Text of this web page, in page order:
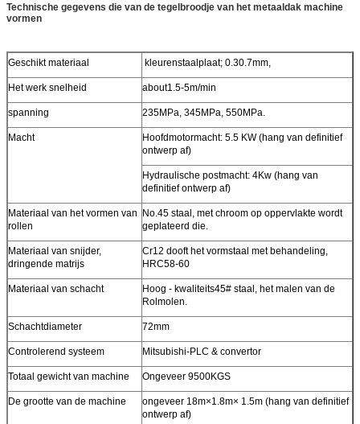
Technische gegevens die van de tegelbroodje van het metaaldak machine
vormen
Geschikt materiaal kleurenstaalplaat; 0.30.7mm,
Het werk snelheid about1.5-5m/min
spanning 235MPa, 345MPa, 550MPa.
Macht
Hoofdmotormacht: 5.5 KW (hang van definitief
ontwerp af)
Hydraulische postmacht: 4Kw (hang van
definitief ontwerp af)
Materiaal van het vormen van
rollen
No.45 staal, met chroom op oppervlakte wordt
geplateerd die.
Materiaal van snijder,
dringende matrijs
Cr12 dooft het vormstaal met behandeling,
HRC58-60
Materiaal van schacht
Hoog - kwaliteits45# staal, het malen van de
Rolmolen.
Schachtdiameter 72mm
Controlerend systeem Mitsubishi-PLC & convertor
Totaal gewicht van machine Ongeveer 9500KGS
De grootte van de machine
ongeveer 18m×1.8m× 1.5m (hang van definitief
ontwerp af)